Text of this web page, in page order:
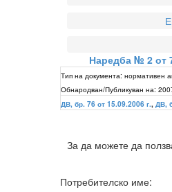
Наредба № 2 от
Тип на документа: нормативен
Обнародван/Публикуван на:
ДВ, бр. 76 от 15.09.2006 г., ДВ,
За да можете да
Потребителско име: